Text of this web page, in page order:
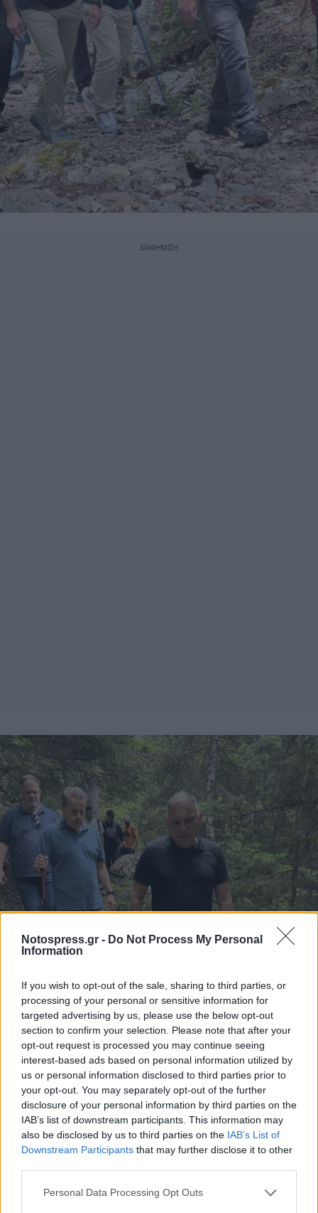
Notospress.gr - Do Not Process My Personal
Information
If you wish to opt-out of the sale, sharing to third parties, or
processing of your personal or sensitive information for
targeted advertising by us, please use the below opt-out
section to confirm your selection. Please note that after your
opt-out request is processed you may continue seeing
interest-based ads based on personal information utilized by
us or personal information disclosed to third parties prior to
your opt-out. You may separately opt-out of the further
disclosure of your personal information by third parties on the
IAB’s list of downstream participants. This information may
also be disclosed by us to third parties on the IAB’s List of
Downstream Participants that may further disclose it to other
Personal Data Processing Opt Outs